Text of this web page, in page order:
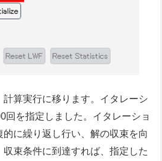
算実行に移ります。イタレーシ
回を指定しました。イタレーショ
に繰り返し行い、解の収束を向
束条件に到達すれば、指定した